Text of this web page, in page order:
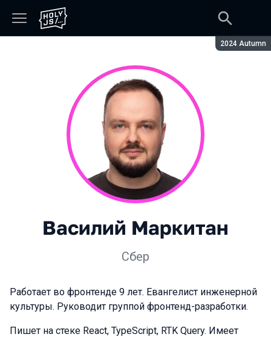
Сезон:
2024 Autumn
Василий Маркитан
Сбер
Работает во фронтенде 9 лет. Евангелист инженерной
культуры. Руководит группой фронтенд-разработки.
Пишет на стеке React, TypeScript, RTK Query. Имеет